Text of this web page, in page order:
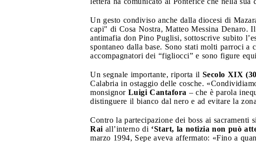
Un gesto condiviso anche dalla diocesi di
capi" di Cosa Nostra, Matteo Messina Denaro.
antimafia don Pino Puglisi, sottoscrive subito
spontaneo dalla base. Sono stati molti parroci
accompagnatori dei “figliocci” e sono figure
Un segnale importante, riporta il Secolo XIX
Calabria in ostaggio delle cosche.
monsignor Luigi Cantafora – che è parola
distinguere il bianco dal nero e ad evitare la
Contro la partecipazione dei boss ai sacramenti
Rai all’interno di ‘Start, la notizia non può
marzo 1994, Sepe aveva affermato: «Fino a